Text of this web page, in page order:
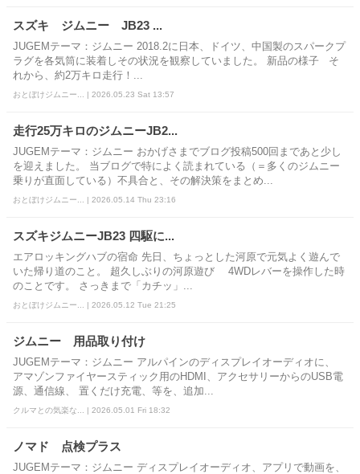
スズキ ジムニー JB23 ...
JUGEMテーマ：ジムニー 2018.2に日本、ドイツ、中国製のスパークプ
ラグを各気筒に装着しその状況を観察していました。 新品の様子 そ
れから、約2万キロ走行！...
おとぼけジムニー... | 2026.05.23 Sat 13:57
走行25万キロのジムニーJB2...
JUGEMテーマ：ジムニー おかげさまでブログ投稿500回まであと少し
を迎えました。 当ブログで特によく読まれている（＝多くのジムニー
乗りが直面している）不具合と、その解決策をまとめ...
おとぼけジムニー... | 2026.05.14 Thu 23:16
スズキジムニーJB23 四駆に...
エアロッキングハブの宿命 先日、ちょっとした河原で元気よく遊んで
いた帰り道のこと。 超久しぶりの河原遊び 4WDレバーを操作した時
のことです。 さっきまで「カチッ」...
おとぼけジムニー... | 2026.05.12 Tue 21:25
ジムニー 用品取り付け
JUGEMテーマ：ジムニー アルパインのディスプレイオーディオに、
アマゾンファイヤースティック用のHDMI、アクセサリーからのUSB電
源、通信線、 置くだけ充電、等を、追加...
クルマとの気楽な... | 2026.05.01 Fri 18:32
ノマド 点検プラス
JUGEMテーマ：ジムニー ディスプレイオーディオ、アプリで動画を、